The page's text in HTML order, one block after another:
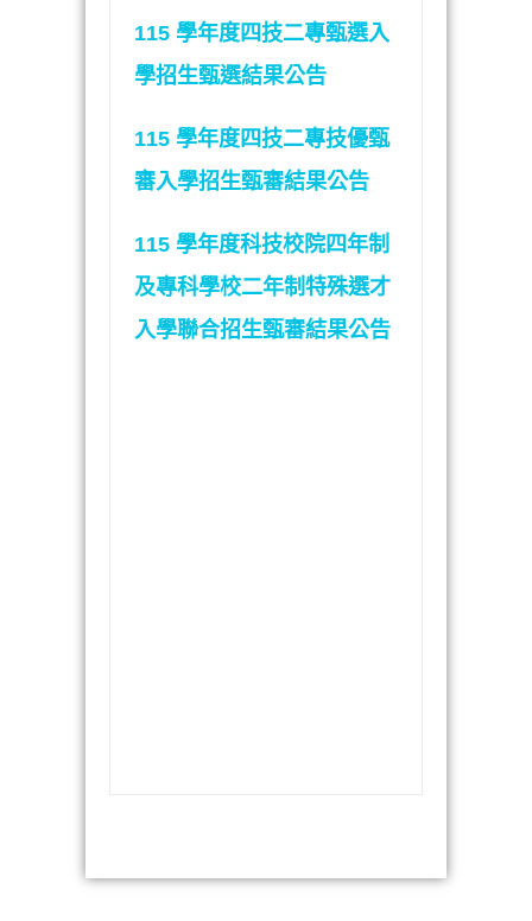
115 學年度四技二專甄選入
學招生甄選結果公告
115 學年度四技二專技優甄
審入學招生甄審結果公告
115 學年度科技校院四年制
及專科學校二年制特殊選才
入學聯合招生甄審結果公告